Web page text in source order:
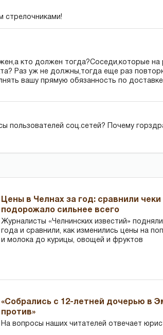
стрелочниками!
кто должен тогда?Соседи,которые
Раз уж не должны,тогда еще раз
вашу прямую обязанность по
пользователей соц.сетей? Почему
Цены в Челнах за год: сравнили
подорожало сильнее всего
Журналисты «Челнинских известий»
года и сравнили, как изменились цены на
и молока до курицы, овощей и фруктов
«Собрались с 12-летней дочерью в
против»
На вопросы наших читателей отвечает